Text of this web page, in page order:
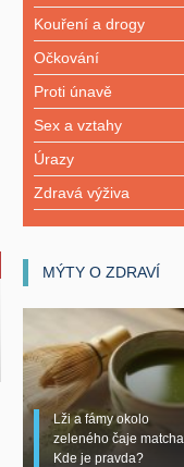
Kouření a drogy
Očkování
Proti únavě
Sex a vztahy
Úrazy
Zdravá výživa
MÝTY O ZDRAVÍ
Lži a fámy okolo
zeleného čaje matcha.
Kde je pravda?